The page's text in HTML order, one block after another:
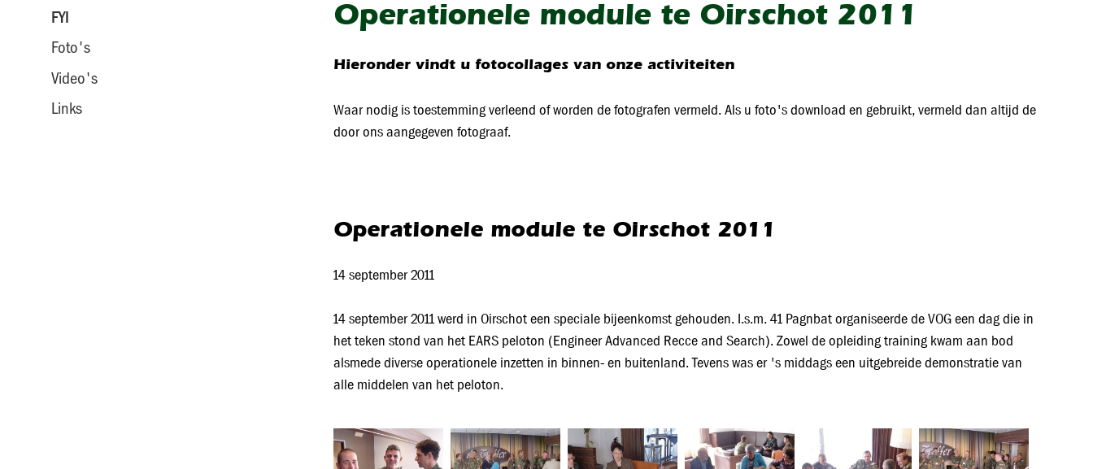
FYI
Foto's
Video's
Links
Operationele module te Oirschot 2011
Hieronder vindt u fotocollages van onze activiteiten
Waar nodig is toestemming verleend of worden de fotografen vermeld. Als u foto's download en gebruikt, vermeld dan altijd de
door ons aangegeven fotograaf.
Operationele module te Oirschot 2011
14 september 2011
14 september 2011 werd in Oirschot een speciale bijeenkomst gehouden. I.s.m. 41 Pagnbat organiseerde de VOG een dag die in
het teken stond van het EARS peloton (Engineer Advanced Recce and Search). Zowel de opleiding training kwam aan bod
alsmede diverse operationele inzetten in binnen- en buitenland. Tevens was er 's middags een uitgebreide demonstratie van
alle middelen van het peloton.